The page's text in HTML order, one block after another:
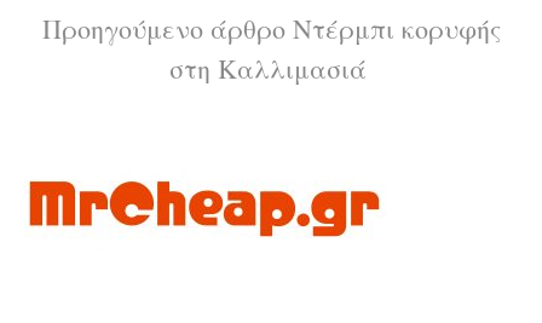
Διαβάστε
Προηγούμενο άρθροΝτέρμπι κορυφής
στη Καλλιμασιά